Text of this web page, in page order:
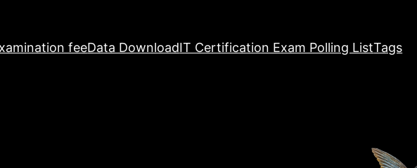
feeData DownloadIT Certification Exam Polling ListTags